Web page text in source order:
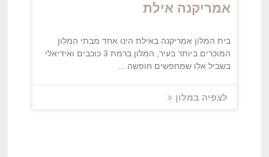
אמריקנה אילת
בית המלון אמריקנה באילת הינו אחד מבתי המלון
המוכרים ביותר בעיר, המלון ברמת 3 כוכבים ואידיאלי
בשביל אלו שמחפשים חופשה ...
לצפיה במלון